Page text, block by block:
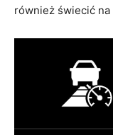
również świecić na